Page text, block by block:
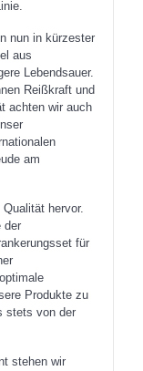
nun in kürzester
aus
Lebendsauer.
Reißkraft und
achten wir auch
am
hervor.
der
für
Produkte zu
stets von der
stehen wir